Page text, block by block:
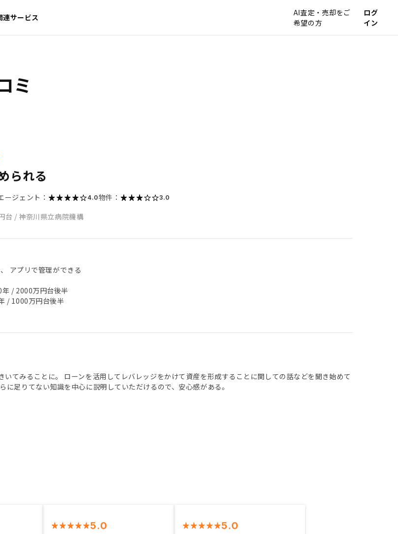
連サービス
AI査定・売却をご
希望の方
ログ
イン
ミ
られる
ージェント： 4.0物件： 3.0
台 / 神奈川県立病院機構
アプリで管理ができる
/ 2000万円台後半
/ 1000万円台後半
いてみることに。 ローンを活用してレバレッジをかけて資産を形成することに関しての話などを聞き始めて
に足りてない知識を中心に説明していただけるので、安心感がある。
5.0 5.0